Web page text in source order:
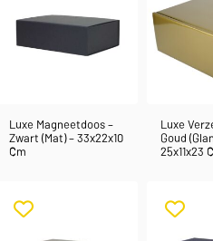
Luxe Magneetdoos –
Zwart (mat) – 33x22x10
Cm
Luxe
Goud
25x11x23